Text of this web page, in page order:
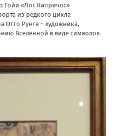
Гойи «Лос Капричос»
из редкого цикла
Отто Рунге – художника,
Вселенной в виде символов